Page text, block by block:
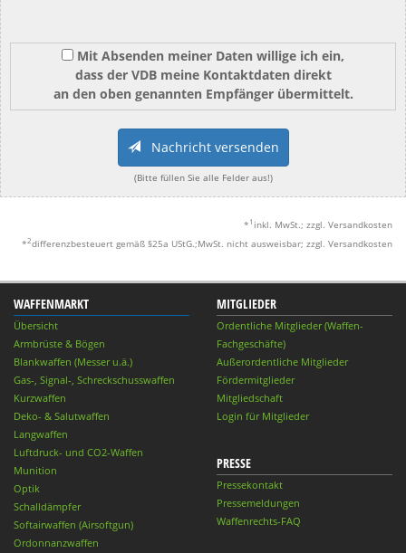
Mit Absenden meiner Daten willige ich ein,
dass der VDB meine Kontaktdaten direkt
an den oben genannten Empfänger übermittelt.
Nachricht versenden
(Bitte füllen Sie alle Felder aus!)
* 1 inkl. MwSt.; zzgl. Versandkosten
*2differenzbesteuert gemäß §25a UStG.;MwSt. nicht ausweisbar; zzgl. Versandkosten
WAFFENMARKT
Übersicht
Armbrüste & Bögen
Blankwaffen (Messer u.ä.)
Gas-, Signal-, Schreckschusswaffen
Kurzwaffen
Deko- & Salutwaffen
Langwaffen
Luftdruck- und CO2-Waffen
Munition
Optik
Schalldämpfer
Softairwaffen (Airsoftgun)
Ordonnanzwaffen
MITGLIEDER
Ordentliche Mitglieder (Waffen-
Fachgeschäfte)
Außerordentliche Mitglieder
Fördermitglieder
Mitgliedschaft
Login für Mitglieder
PRESSE
Pressekontakt
Pressemeldungen
Waffenrechts-FAQ